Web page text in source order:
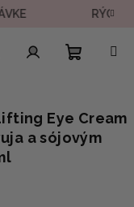
RÝCHLE
košík
Eye Cream
a sójovým